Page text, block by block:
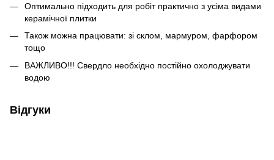
Оптимально підходить для робіт практично з усіма видами
керамічної плитки
Також можна працювати: зі склом, мармуром, фарфором
тощо
ВАЖЛИВО!!! Свердло необхідно постійно охолоджувати
водою
Відгуки